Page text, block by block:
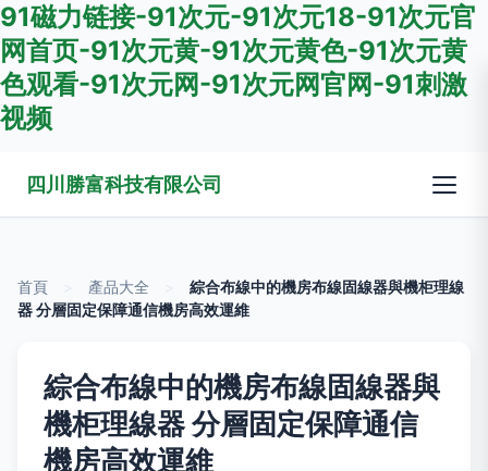
91磁力链接-91次元-91次元18-91次元官
网首页-91次元黄-91次元黄色-91次元黄
色观看-91次元网-91次元网官网-91刺激
视频
四川勝富科技有限公司
首頁 產品大全
綜合布線中的機房布線固線器與機柜理線
器 分層固定保障通信機房高效運維
綜合布線中的機房布線固線器與
機柜理線器 分層固定保障通信
機房高效運維